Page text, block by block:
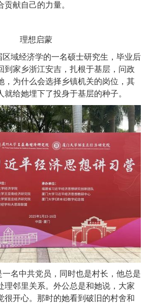
献自己的力量。
理想启蒙
区域经济学的一名硕士研究生，毕业后
到家乡浙江安吉，扎根于基层，问政
，为什么会选择乡镇机关的岗位，其
就给她埋下了投身于基层的种子。
名中共党员，同时也是村长，他总是
理邻里关系。外公总是和她说，大家
很开心。那时的她看到破旧的村舍和